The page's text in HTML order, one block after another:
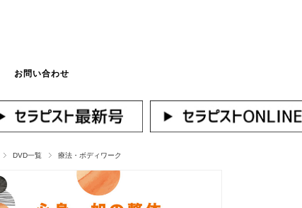
お問い合わせ
DVD一覧 療法・ボディワーク